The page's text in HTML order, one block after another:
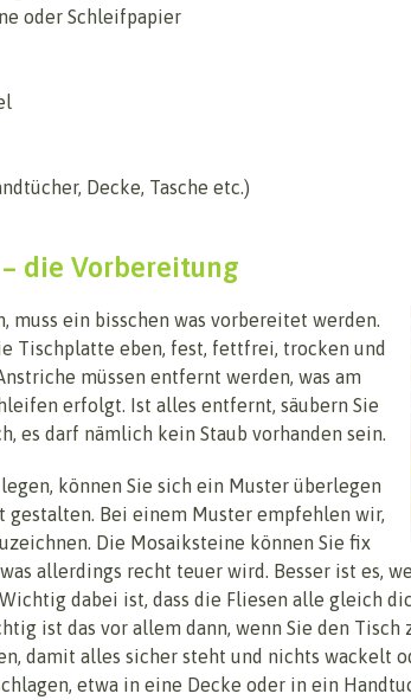
oder Schleifpapier
Decke, Tasche etc.)
die Vorbereitung
muss ein bisschen was vorbereitet werden.
Tischplatte eben, fest, fettfrei, trocken und
müssen entfernt werden, was am
erfolgt. Ist alles entfernt, säubern Sie
es darf nämlich kein Staub vorhanden sein.
können Sie sich ein Muster überlegen
gestalten. Bei einem Muster empfehlen wir,
Die Mosaiksteine können Sie fix
allerdings recht teuer wird. Besser ist es,
dabei ist, dass die Fliesen alle gleich
ist das vor allem dann, wenn Sie den Tisch
damit alles sicher steht und nichts wackelt
etwa in eine Decke oder in ein